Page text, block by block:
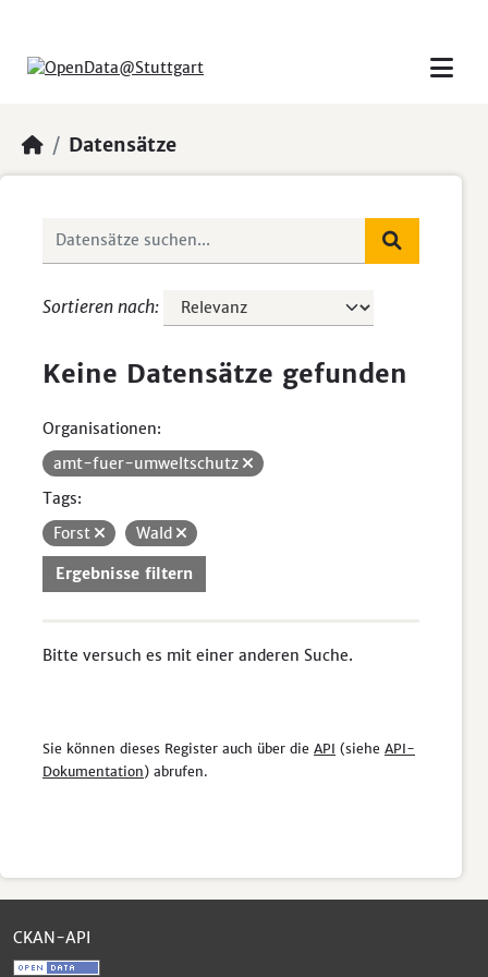
Datensätze
Sortieren nach
Keine Datensätze gefunden
Organisationen:
amt-fuer-umweltschutz
Tags:
Forst
Wald
Ergebnisse filtern
Bitte versuch es mit einer anderen Suche.
Sie können dieses Register auch über die API (siehe API-
Dokumentation) abrufen.
CKAN-API